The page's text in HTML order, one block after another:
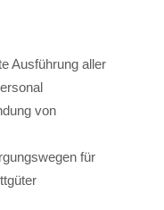
Ausführung aller
von
für